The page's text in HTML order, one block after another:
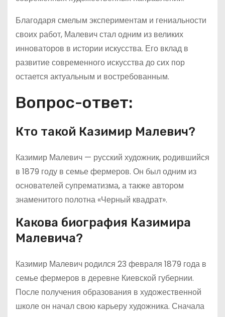
Благодаря смелым экспериментам и гениальности
своих работ, Малевич стал одним из великих
инноваторов в истории искусства. Его вклад в
развитие современного искусства до сих пор
остается актуальным и востребованным.
Вопрос-ответ:
Кто такой Казимир Малевич?
Казимир Малевич — русский художник, родившийся
в 1879 году в семье фермеров. Он был одним из
основателей супрематизма, а также автором
знаменитого полотна «Черный квадрат».
Какова биография Казимира
Малевича?
Казимир Малевич родился 23 февраля 1879 года в
семье фермеров в деревне Киевской губернии.
После получения образования в художественной
школе он начал свою карьеру художника. Сначала